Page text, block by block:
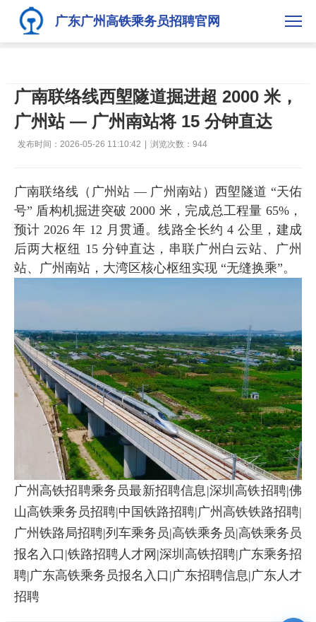
广东广州高铁乘务员招聘官网
广南联络线西塱隧道掘进超 2000 米，
广州站 — 广州南站将 15 分钟直达
发布时间：2026-05-26 11:10:42 | 浏览次数： 944
广南联络线 （广州站 — 广州南站）西塱隧道 “天佑
号” 盾构机掘进突破 2000 米，完成总工程量 65%，
预计 2026 年 12 月贯通。线路全长约 4 公里，建成
后两大枢纽 15 分钟直达，串联广州白云站、广州
站、广州南站，大湾区核心枢纽实现 “无缝换乘”。
广州高铁招聘乘务员最新招聘信息|深圳高铁招聘|佛
山高铁乘务员招聘|中国铁路招聘|广州高铁铁路招聘|
广州铁路局招聘|列车乘务员|高铁乘务员|高铁乘务员
报名入口|铁路招聘人才网|深圳高铁招聘|广东乘务招
聘|广东高铁乘务员报名入口|广东招聘信息|广东人才
招聘